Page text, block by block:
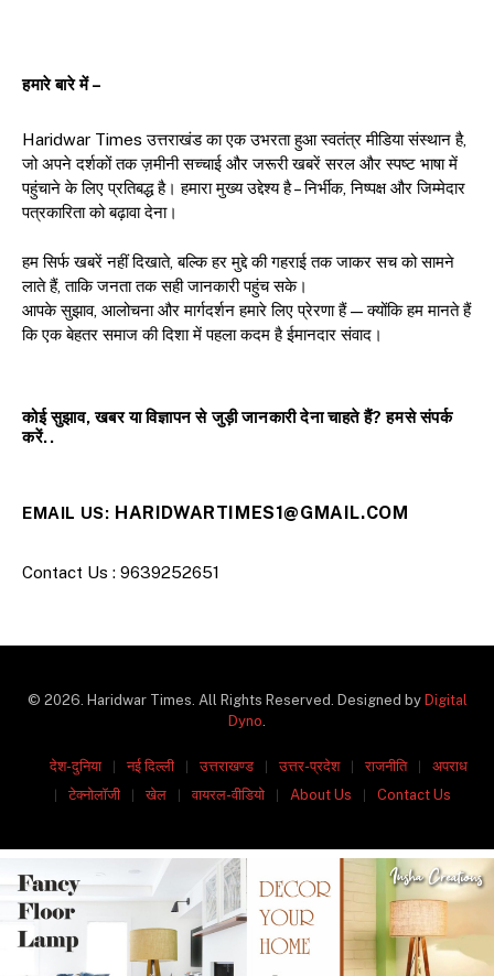
हमारे बारे में –
Haridwar Times उत्तराखंड का एक उभरता हुआ स्वतंत्र मीडिया संस्थान है,
जो अपने दर्शकों तक ज़मीनी सच्चाई और जरूरी खबरें सरल और स्पष्ट भाषा में
पहुंचाने के लिए प्रतिबद्ध है। हमारा मुख्य उद्देश्य है – निर्भीक, निष्पक्ष और जिम्मेदार
पत्रकारिता को बढ़ावा देना।
हम सिर्फ खबरें नहीं दिखाते, बल्कि हर मुद्दे की गहराई तक जाकर सच को सामने
लाते हैं, ताकि जनता तक सही जानकारी पहुंच सके।
आपके सुझाव, आलोचना और मार्गदर्शन हमारे लिए प्रेरणा हैं — क्योंकि हम मानते हैं
कि एक बेहतर समाज की दिशा में पहला कदम है ईमानदार संवाद।
कोई सुझाव, खबर या विज्ञापन से जुड़ी जानकारी देना चाहते हैं? हमसे संपर्क
करें..
EMAIL US: HARIDWARTIMES1@GMAIL.COM
Contact Us : 9639252651
© 2026. Haridwar Times. All Rights Reserved. Designed by Digital
Dyno.
देश-दुनिया नई दिल्ली उत्तराखण्ड उत्तर-प्रदेश राजनीति
अपराध
टेक्नोलॉजी
खेल वायरल-वीडियो About Us Contact Us